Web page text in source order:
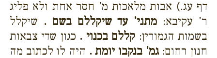
דף עג.) אבות מלאכות מ' חסר אחת ולא פליג
ר' עקיבא: מתני' עד שיקללם בשם . שיקלל
בשמות הגמורין: קללם בכנוי . כגון שדי צבאות
חנון רחום:גמ' בנקבו יומת . היה לו לכתוב מה